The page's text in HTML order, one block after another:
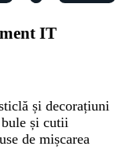
IT
și decorațiuni
și cutii
de mișcarea